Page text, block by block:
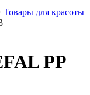
Товары для красоты
PP